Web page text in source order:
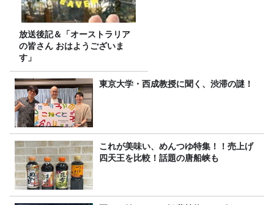
放送後記＆「オーストラリア
の皆さん おはようございま
す」
東京大学・西成教授に聞く、渋滞の謎！
これが美味い、めんつゆ特集！！売上げ
四天王を比較！話題の唐船峡も